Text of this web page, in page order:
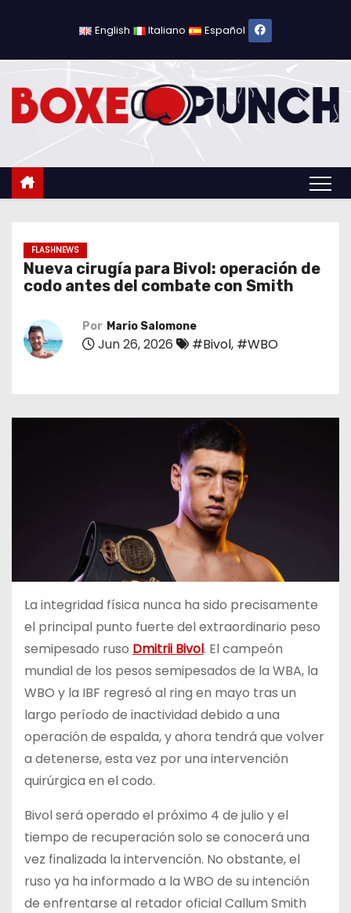
l
English Italiano Español
FLASHNEWS
Nueva cirugía para Bivol: operación de
codo antes del combate con Smith
Por Mario Salomone
Jun 26, 2026 #Bivol, #WBO
La integridad física nunca ha sido precisamente
el principal punto fuerte del extraordinario peso
semipesado ruso Dmitrii Bivol. El campeón
mundial de los pesos semipesados de la WBA, la
WBO y la IBF regresó al ring en mayo tras un
largo período de inactividad debido a una
operación de espalda, y ahora tendrá que volver
a detenerse, esta vez por una intervención
quirúrgica en el codo.
Bivol será operado el próximo 4 de julio y el
tiempo de recuperación solo se conocerá una
vez finalizada la intervención. No obstante, el
ruso ya ha informado a la WBO de su intención
de enfrentarse al retador oficial Callum Smith